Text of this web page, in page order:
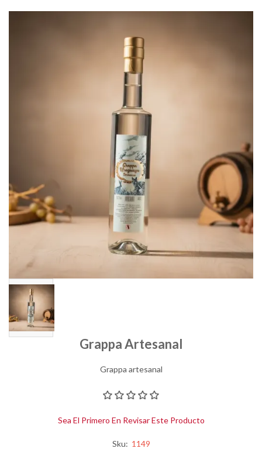
Grappa Artesanal
Grappa artesanal
Sea El Primero En Revisar Este Producto
Sku: 1149